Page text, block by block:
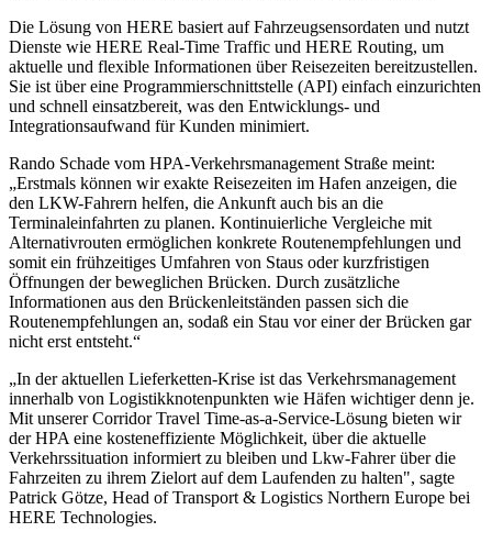
Die Lösung von HERE basiert auf Fahrzeugsensordaten und nutzt
Dienste wie HERE Real-Time Traffic und HERE Routing, um
aktuelle und flexible Informationen über Reisezeiten bereitzustellen.
Sie ist über eine Programmierschnittstelle (API) einfach einzurichten
und schnell einsatzbereit, was den Entwicklungs- und
Integrationsaufwand für Kunden minimiert.
Rando Schade vom HPA-Verkehrsmanagement Straße meint:
„Erstmals können wir exakte Reisezeiten im Hafen anzeigen, die
den LKW-Fahrern helfen, die Ankunft auch bis an die
Terminaleinfahrten zu planen. Kontinuierliche Vergleiche mit
Alternativrouten ermöglichen konkrete Routenempfehlungen und
somit ein frühzeitiges Umfahren von Staus oder kurzfristigen
Öffnungen der beweglichen Brücken. Durch zusätzliche
Informationen aus den Brückenleitständen passen sich die
Routenempfehlungen an, sodaß ein Stau vor einer der Brücken gar
nicht erst entsteht.“
„In der aktuellen Lieferketten-Krise ist das Verkehrsmanagement
innerhalb von Logistikknotenpunkten wie Häfen wichtiger denn je.
Mit unserer Corridor Travel Time-as-a-Service-Lösung bieten wir
der HPA eine kosteneffiziente Möglichkeit, über die aktuelle
Verkehrssituation informiert zu bleiben und Lkw-Fahrer über die
Fahrzeiten zu ihrem Zielort auf dem Laufenden zu halten", sagte
Patrick Götze, Head of Transport & Logistics Northern Europe bei
HERE Technologies.